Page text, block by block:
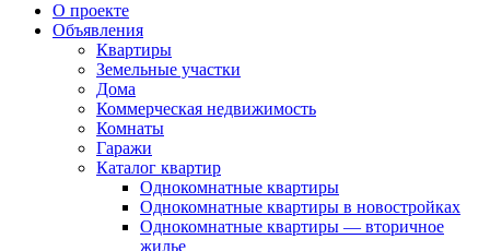
О проекте
Объявления
Квартиры
Земельные участки
Дома
Коммерческая недвижимость
Комнаты
Гаражи
Каталог квартир
Однокомнатные квартиры
Однокомнатные квартиры в новостройках
Однокомнатные квартиры — вторичное
жилье